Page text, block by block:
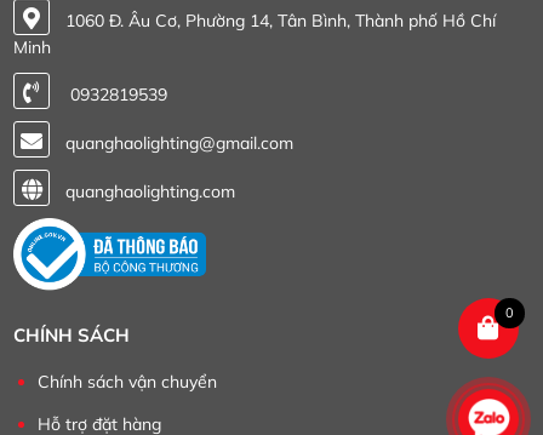
1060 Đ. Âu Cơ, Phường 14, Tân Bình, Thành phố Hồ Chí
Minh
0932819539
quanghaolighting@gmail.com
quanghaolighting.com
CHÍNH SÁCH
Chính sách vận chuyển
Hỗ trợ đặt hàng
0